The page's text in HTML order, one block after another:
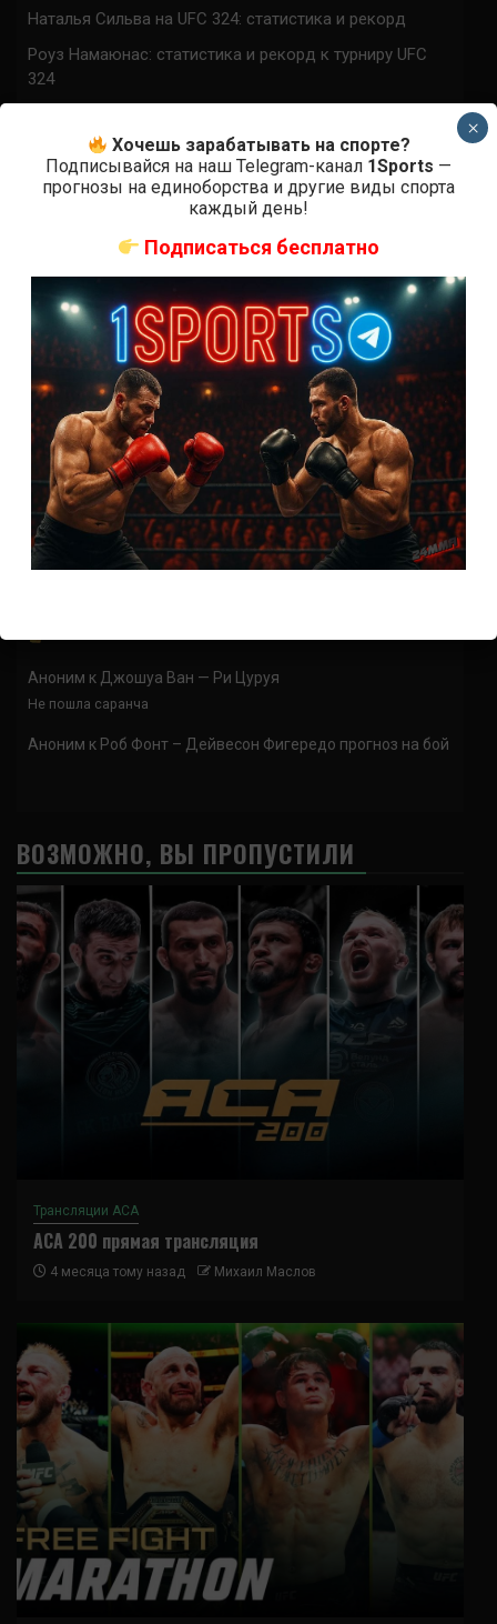
Наталья Сильва на UFC 324: статистика и рекорд
Роуз Намаюнас: статистика и рекорд к турниру UFC
324
время начала
Прогноз на бой Сильва — Намаюнас на UFC 324:
коэффициенты
Арнольд Аллен на UFC 324: статистика и рекорд
ПРИСОЕДИНЯЙСЯ
АнонимкХамзат Чимаев – Гилберт Бернс
Отдуши за бои
Аноним Демиан Майа – Гилберт Бернс
Аноним к Джошуа Ван — Ри Цуруя
Не пошла саранча
Аноним к Роб Фонт – Дейвесон Фигередо прогноз на бой
ВОЗМОЖНО, ВЫ ПРОПУСТИЛИ
Трансляции ACA
ACA 200 прямая трансляция
4 месяца тому назад Михаил Маслов
Хочешь зарабатывать на спорте?
Подписывайся на наш Telegram-канал 1Sports —
прогнозы на единоборства и другие виды спорта
каждый день!
Подписаться бесплатно
×